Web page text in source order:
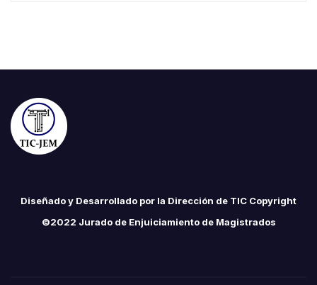
Diseñado y Desarrollado por la Dirección de TIC Copyright
©2022 Jurado de Enjuiciamiento de Magistrados